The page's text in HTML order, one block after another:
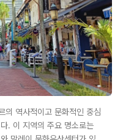
역사적이고 문화적인 중심
. 이 지역의 주요 명소로는